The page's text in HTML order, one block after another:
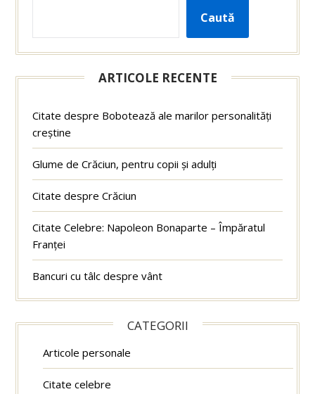
Caută
ARTICOLE RECENTE
Citate despre Bobotează ale marilor personalități
creștine
Glume de Crăciun, pentru copii și adulți
Citate despre Crăciun
Citate Celebre: Napoleon Bonaparte – Împăratul
Franței
Bancuri cu tâlc despre vânt
CATEGORII
Articole personale
Citate celebre